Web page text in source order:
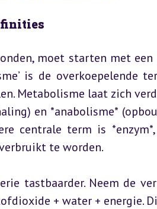
moet starten met
is de overkoepelende
Metabolisme laat zich
en *anabolisme*
centrale term is
te worden.
tastbaarder. Neem de
+ water + energie.